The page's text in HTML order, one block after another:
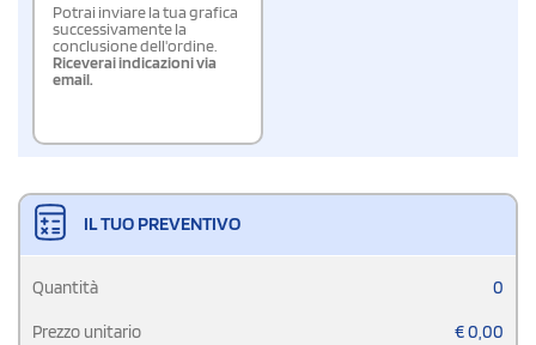
Potrai inviare la tua grafica
successivamente la
conclusione dell'ordine.
Riceverai indicazioni via
email.
IL TUO PREVENTIVO
Quantità 0
Prezzo unitario €0,00